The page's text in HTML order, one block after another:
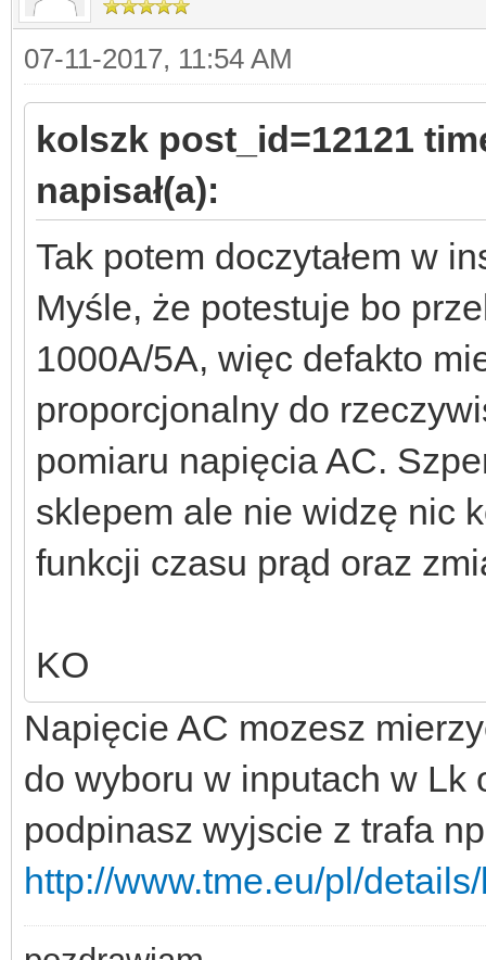
07-11-2017, 11:54 AM
kolszk post_id=12121
napisał(a):
Tak potem doczytałem w
Myśle, że potestuje bo
1000A/5A, więc defakto
proporcjonalny do
pomiaru napięcia AC.
sklepem ale nie widzę nic
funkcji czasu prąd oraz
KO
Napięcie AC mozesz
do wyboru w inputach w Lk
podpinasz wyjscie z trafa
http://www.tme.eu/pl/